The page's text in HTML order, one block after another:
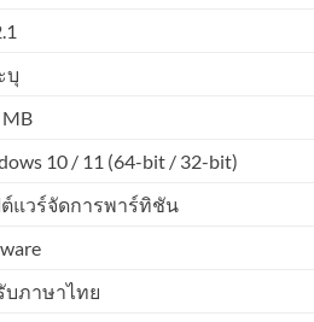
บุ
MB
10 / 11 (64-bit / 32-bit)
แวร์จัดการพาร์ทิชัน
บภาษาไทย